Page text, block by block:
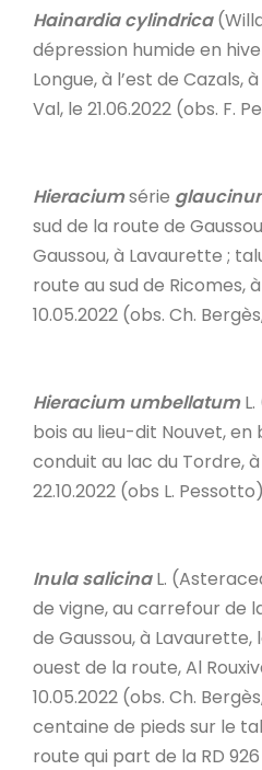
Hainardia cylindrica
dépression humide en
Longue, à l’est de
Val, le 21.06.2022 (obs. F.
Hieraciumsérie
sud de la route de
Gaussou, à Lavaurette ;
route au sud de Ricomes,
10.05.2022 (obs. Ch.
Hieracium umbellatumL.
bois au lieu-dit Nouvet, en
conduit au lac du Tordre,
22.10.2022 (obs L.
Inula salicinaL.
de vigne, au carrefour de
de Gaussou, à Lavaurette,
ouest de la route, Al
10.05.2022 (obs. Ch.
centaine de pieds sur le
route qui part de la RD